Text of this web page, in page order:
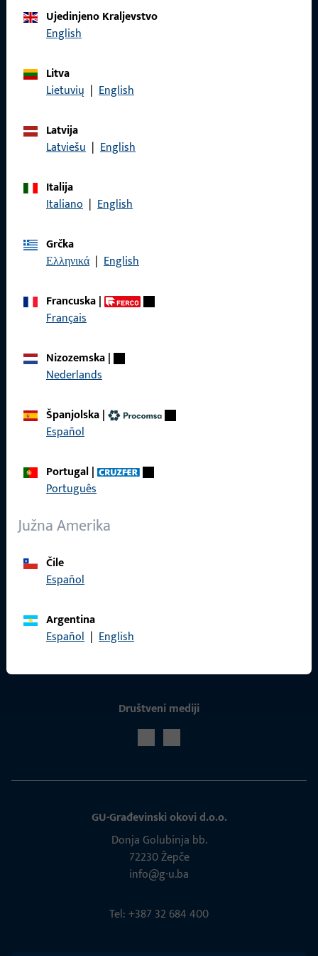
Obratite nam se
Ujedinjeno Kraljevstvo
English
Litva
Lietuvių | English
Latvija
Latviešu | English
Italija
Italiano | English
Grčka
Ελληνικά | English
Francuska|
Français
Nizozemska|
Nederlands
Španjolska|
Español
Portugal|
Português
Južna Amerika
Čile
Español
Argentina
Español | English
Zaštita podataka
Brzi pristup
Društveni mediji
GU-Građevinski okovi d.o.o.
Donja Golubinja bb.
72230 Žepče
info@g-u.ba
Tel: +387 32 684 400